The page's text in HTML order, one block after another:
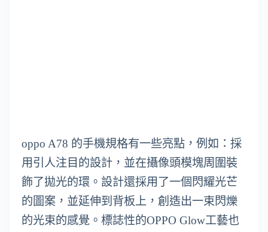
oppo A78 的手機規格有一些亮點，例如：採
用引人注目的設計，並在攝像頭模塊周圍裝
飾了拋光的環。設計還採用了一個閃耀光芒
的圖案，並延伸到背板上，創造出一束閃爍
的光束的感覺。標誌性的OPPO Glow工藝也